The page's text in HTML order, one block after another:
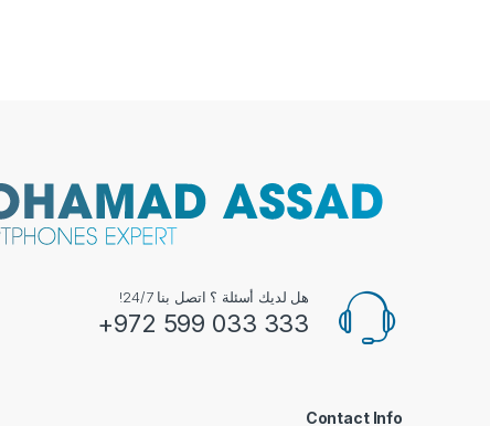
هل لديك أسئلة ؟ اتصل بنا 24/7!
333 033 599 972+
Contact Info